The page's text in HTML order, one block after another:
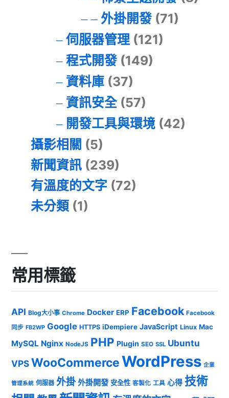
外掛開發(71)
伺服器管理(121)
程式開發(149)
資料庫(37)
資訊安全(57)
開發工具與環境(42)
攝影相關 (5)
新聞資訊 (239)
有溫度的文字 (72)
未分類 (1)
常用標籤
API Blog大小事 Chrome Docker ERP Facebook Facebook
同步 FB2WP Google HTTPS iDempiere JavaScript Linux Mac
MySQL Nginx NodeJS PHP Plugin SEO SSL Ubuntu
VPSWooCommerceWordPress 企業
管理系統 伺服器 外掛 外掛開發 安全性 客製化 工具 心得 技術